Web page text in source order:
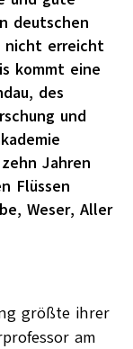
deutschen
nicht erreicht
kommt eine
des
und
Jahren
Flüssen
Weser, Aller
größte ihrer
am